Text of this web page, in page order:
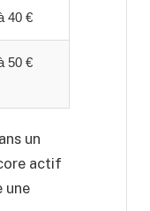
40 €
50 €
un
actif
une